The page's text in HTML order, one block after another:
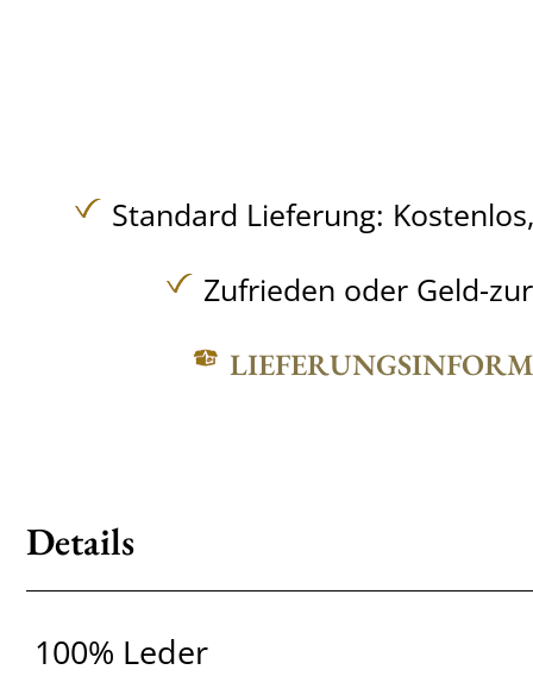
Standard Lieferung:
Zufrieden oder Geld-
Details
100% Leder